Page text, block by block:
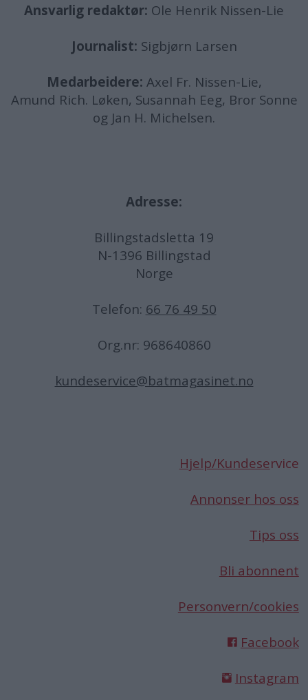
Ansvarlig redaktør: Ole Henrik Nissen-Lie
Journalist: Sigbjørn Larsen
Medarbeidere: Axel Fr. Nissen-Lie,
Amund Rich. Løken, Susannah Eeg, Bror Sonne
og Jan H. Michelsen.
Adresse:
Billingstadsletta 19
N-1396 Billingstad
Norge
Telefon: 66 76 49 50
Org.nr: 968640860
kundeservice@batmagasinet.no
Hjelp/Kundeservice
Annonser hos oss
Tips oss
Bli abonnent
Personvern/cookies
Facebook
Instagram